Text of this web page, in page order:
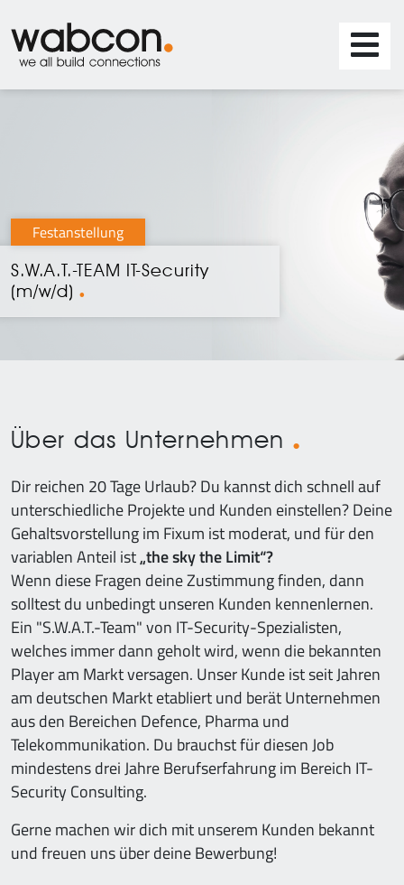
Festanstellung
S.W.A.T.-TEAM IT-Security
(m/w/d)
Über das Unternehmen
Dir reichen 20 Tage Urlaub? Du kannst dich schnell auf
unterschiedliche Projekte und Kunden einstellen? Deine
Gehaltsvorstellung im Fixum ist moderat, und für den
variablen Anteil ist„the sky the Limit“?
Wenn diese Fragen deine Zustimmung finden, dann
solltest du unbedingt unseren Kunden kennenlernen.
Ein "S.W.A.T.-Team" von IT-Security-Spezialisten,
welches immer dann geholt wird, wenn die bekannten
Player am Markt versagen. Unser Kunde ist seit Jahren
am deutschen Markt etabliert und berät Unternehmen
aus den Bereichen Defence, Pharma und
Telekommunikation. Du brauchst für diesen Job
mindestens drei Jahre Berufserfahrung im Bereich IT-
Security Consulting.
Gerne machen wir dich mit unserem Kunden bekannt
und freuen uns über deine Bewerbung!